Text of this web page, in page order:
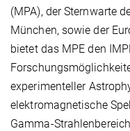
(MPA), der Sternwarte
München, sowie der
bietet das MPE den
experimenteller
elektromagnetische
Gamma-